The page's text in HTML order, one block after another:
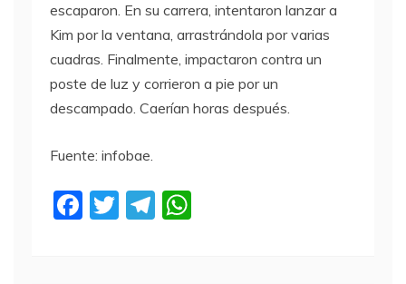
escaparon. En su carrera, intentaron lanzar a
Kim por la ventana, arrastrándola por varias
cuadras. Finalmente, impactaron contra un
poste de luz y corrieron a pie por un
descampado. Caerían horas después.
Fuente: infobae.
F
T
T